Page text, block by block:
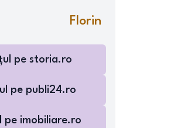
Florin
pestoria.ro
pe publi24.ro
pe imobiliare.ro